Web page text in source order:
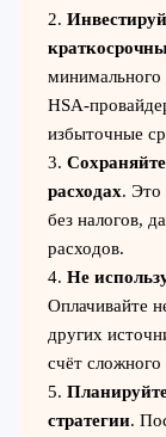
2.
минимального
HSA-
избыточные
3.
расходах. Это
без налогов,
расходов.
4. Не
Оплачивайте
других
счёт сложного
5.
стратегии.